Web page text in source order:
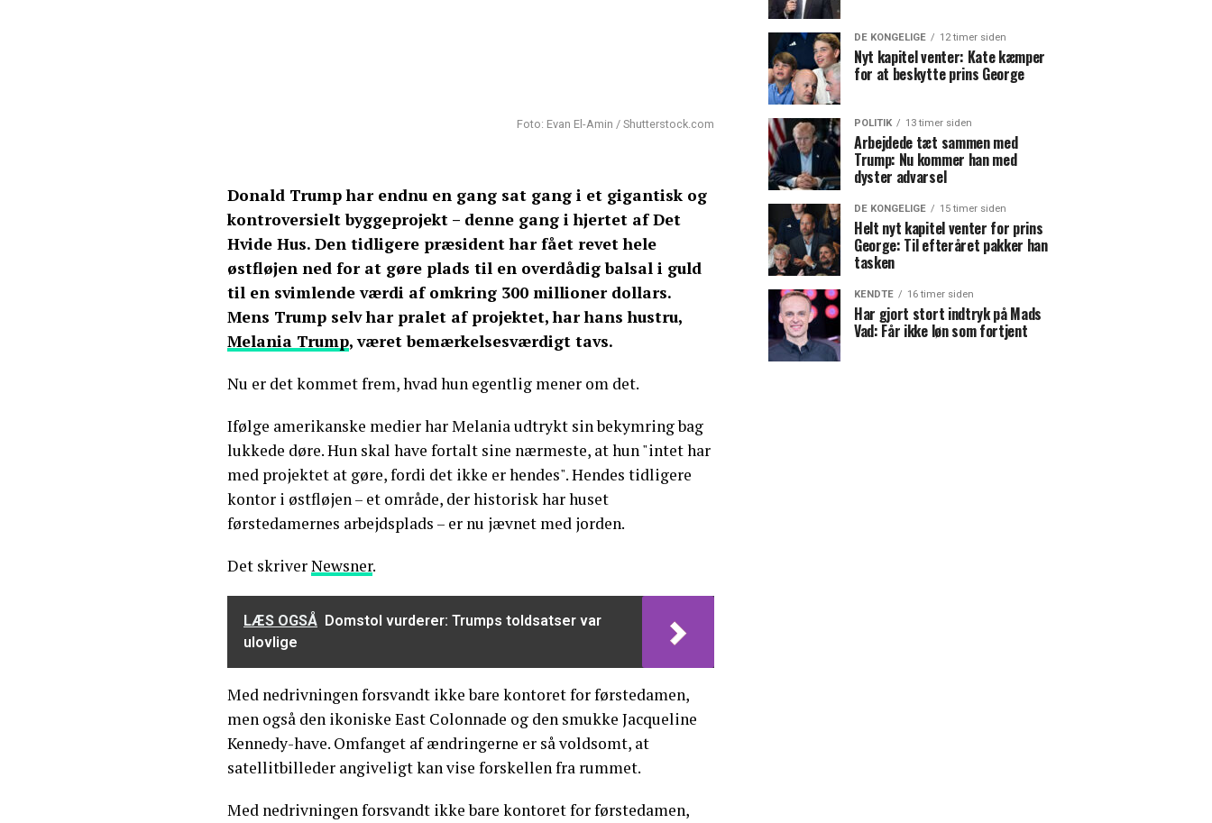
Foto: Evan El-Amin / Shutterstock.com
Donald Trump har endnu en gang sat gang i et gigantisk og
kontroversielt byggeprojekt – denne gang i hjertet af Det
Hvide Hus. Den tidligere præsident har fået revet hele
østfløjen ned for at gøre plads til en overdådig balsal i guld
til en svimlende værdi af omkring 300 millioner dollars.
Mens Trump selv har pralet af projektet, har hans hustru,
Melania Trump, været bemærkelsesværdigt tavs.
Nu er det kommet frem, hvad hun egentlig mener om det.
Ifølge amerikanske medier har Melania udtrykt sin bekymring bag
lukkede døre. Hun skal have fortalt sine nærmeste, at hun "intet har
med projektet at gøre, fordi det ikke er hendes". Hendes tidligere
kontor i østfløjen – et område, der historisk har huset
førstedamernes arbejdsplads – er nu jævnet med jorden.
Det skriverNewsner.
LÆS OGSÅ Domstol vurderer: Trumps toldsatser var
ulovlige
Med nedrivningen forsvandt ikke bare kontoret for førstedamen,
men også den ikoniske East Colonnade og den smukke Jacqueline
Kennedy-have. Omfanget af ændringerne er så voldsomt, at
satellitbilleder angiveligt kan vise forskellen fra rummet.
Med nedrivningen forsvandt ikke bare kontoret for førstedamen,
DE KONGELIGE 12 timer siden
Nyt kapitel venter: Kate kæmper
for at beskytte prins George
POLITIK 13 timer siden
Arbejdede tæt sammen med
Trump: Nu kommer han med
dyster advarsel
DE KONGELIGE 15 timer siden
Helt nyt kapitel venter for prins
George: Til efteråret pakker han
tasken
KENDTE 16 timer siden
Har gjort stort indtryk på Mads
Vad: Får ikke løn som fortjent